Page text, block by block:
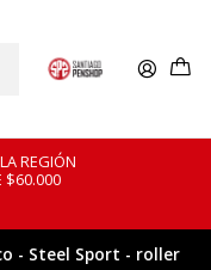
REGIÓN
$60.000
- Steel Sport - roller